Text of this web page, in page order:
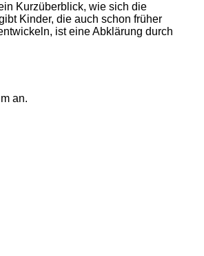
Kurzüberblick, wie sich die
Kinder, die auch schon früher
ist eine Abklärung durch
an.